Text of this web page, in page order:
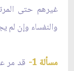
غيرهم حتى
والنفساء وإن لم
مسألة 1-
قد مر